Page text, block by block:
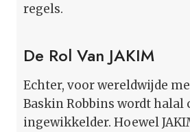
regels.
De Rol Van JAKIM
Echter, voor wereldwijde
Baskin Robbins wordt
ingewikkelder. Hoewel